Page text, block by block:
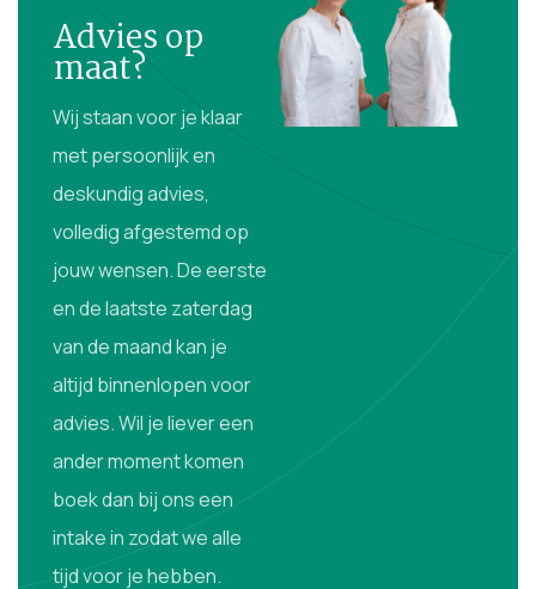
Advies op
maat?
Wij staan voor je klaar
met persoonlijk en
deskundig advies,
volledig afgestemd op
jouw wensen. De eerste
en de laatste zaterdag
van de maand kan je
altijd binnenlopen voor
advies. Wil je liever een
ander moment komen
boek dan bij ons een
intake in zodat we alle
tijd voor je hebben.